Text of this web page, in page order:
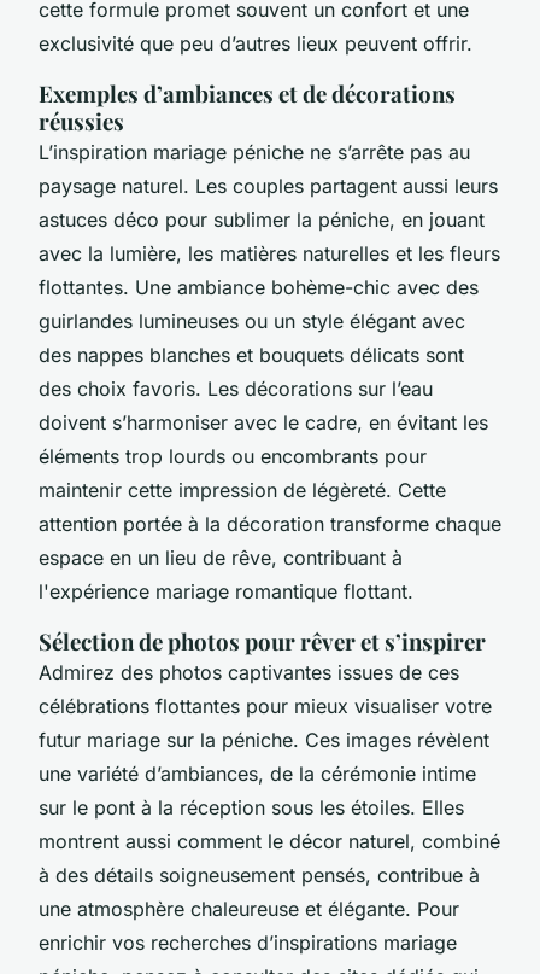
cette formule promet souvent un confort et une
exclusivité que peu d’autres lieux peuvent offrir.
Exemples d’ambiances et de décorations
réussies
L’inspiration mariage péniche ne s’arrête pas au
paysage naturel. Les couples partagent aussi leurs
astuces déco pour sublimer la péniche, en jouant
avec la lumière, les matières naturelles et les fleurs
flottantes. Une ambiance bohème-chic avec des
guirlandes lumineuses ou un style élégant avec
des nappes blanches et bouquets délicats sont
des choix favoris. Les décorations sur l’eau
doivent s’harmoniser avec le cadre, en évitant les
éléments trop lourds ou encombrants pour
maintenir cette impression de légèreté. Cette
attention portée à la décoration transforme chaque
espace en un lieu de rêve, contribuant à
l'expérience mariage romantique flottant.
Sélection de photos pour rêver et s’inspirer
Admirez des photos captivantes issues de ces
célébrations flottantes pour mieux visualiser votre
futur mariage sur la péniche. Ces images révèlent
une variété d’ambiances, de la cérémonie intime
sur le pont à la réception sous les étoiles. Elles
montrent aussi comment le décor naturel, combiné
à des détails soigneusement pensés, contribue à
une atmosphère chaleureuse et élégante. Pour
enrichir vos recherches d’inspirations mariage